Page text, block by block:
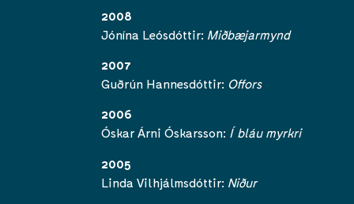
2008
Jónína Leósdóttir: Miðbæjarmynd
2007
Guðrún Hannesdóttir: Offors
2006
Óskar Árni Óskarsson: Í bláu myrkri
2005
Linda Vilhjálmsdóttir: Niður